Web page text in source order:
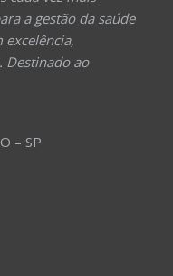
a gestão da saúde
excelência,
Destinado ao
– SP